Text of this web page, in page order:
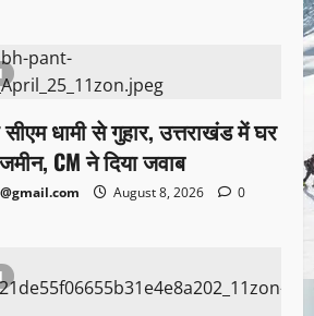
धामी से गुहार, उत्तराखंड में घर
CM ने दिया जवाब
August 8, 2026
0